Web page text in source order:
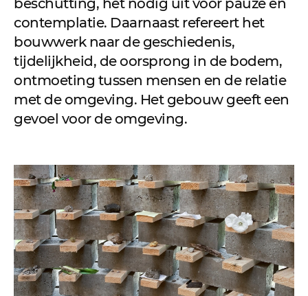
contemplatie. Daarnaast refereert het
bouwwerk naar de geschiedenis,
tijdelijkheid, de oorsprong in de bodem,
ontmoeting tussen mensen en de relatie
met de omgeving. Het gebouw geeft een
gevoel voor de omgeving.